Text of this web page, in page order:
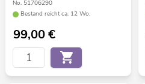
No. 51706290
Bestand reicht ca. 12 Wo.
99,00€